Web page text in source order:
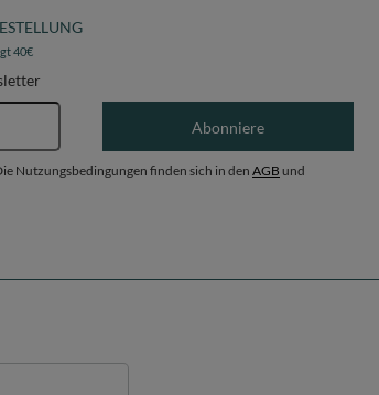
40€
Abonniere
Nutzungsbedingungen finden sich in den AGB und